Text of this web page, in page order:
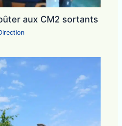
aux CM2 sortants